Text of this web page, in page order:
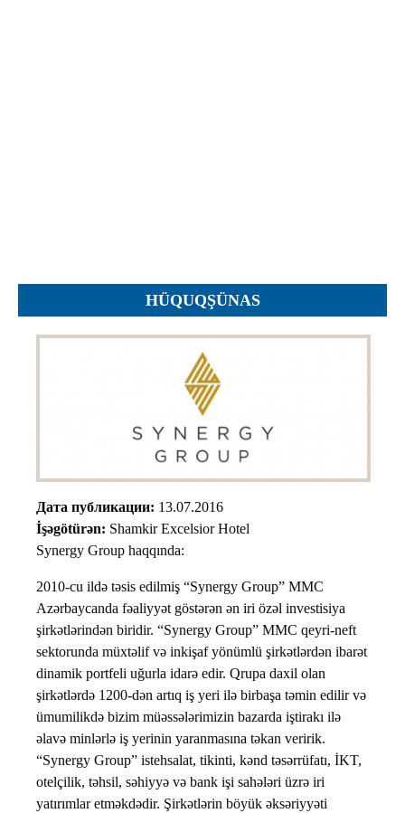
Представление
HÜQUQŞÜNAS
Дата публикации: 13.07.2016
İşəgötürən: Shamkir Excelsior Hotel
Synergy Group haqqında:
2010-cu ildə təsis edilmiş “Synergy Group” MMC
Azərbaycanda fəaliyyət göstərən ən iri özəl investisiya
şirkətlərindən biridir. “Synergy Group” MMC qeyri-neft
sektorunda müxtəlif və inkişaf yönümlü şirkətlərdən ibarət
dinamik portfeli uğurla idarə edir. Qrupa daxil olan
şirkətlərdə 1200-dən artıq iş yeri ilə birbaşa təmin edilir və
ümumilikdə bizim müəssələrimizin bazarda iştirakı ilə
əlavə minlərlə iş yerinin yaranmasına təkan veririk.
“Synergy Group” istehsalat, tikinti, kənd təsərrüfatı, İKT,
otelçilik, təhsil, səhiyyə və bank işi sahələri üzrə iri
yatırımlar etməkdədir. Şirkətlərin böyük əksəriyyəti